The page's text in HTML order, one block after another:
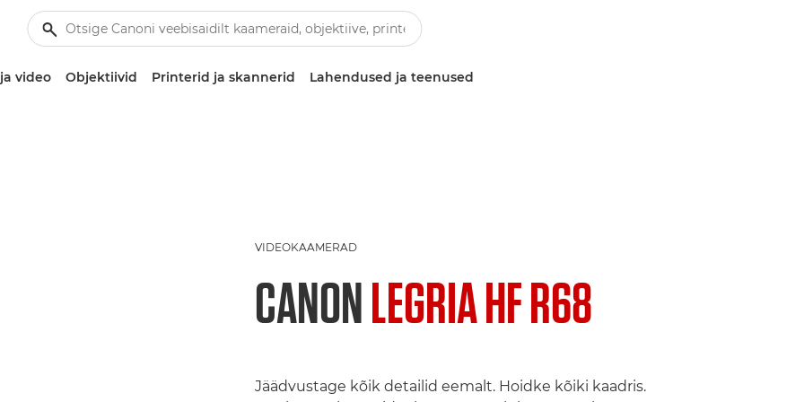
video Objektiivid Printerid ja skannerid Lahendused ja teenused
VIDEOKAAMERAD
CANONLEGRIA HF R68
Jäädvustage kõik detailid eemalt. Hoidke kõiki kaadris.